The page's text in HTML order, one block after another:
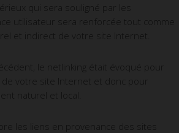
qui sera souligné par les
utilisateur sera renforcée tout comme
et indirect de votre site Internet.
le netlinking était évoqué pour
votre site Internet et donc pour
naturel et local.
les liens en provenance des sites